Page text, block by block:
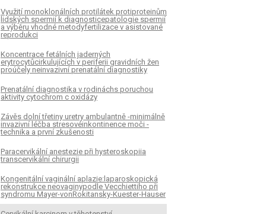
Využití monoklonálních protilátek protiproteinům
lidských spermií k diagnosticepatologie spermií
a výběru vhodné metodyfertilizace v asistované
reprodukci
Koncentrace fetálních jaderných
erytrocytůcirkulujících v periferii gravidních žen
proúčely neinvazivní prenatální diagnostiky
Prenatální diagnostika v rodináchs poruchou
aktivity cytochrom c oxidázy
Závěs dolní třetiny uretry ambulantně -minimálně
invazivní léčba stresovéinkontinence moči -
technika a první zkušenosti
Paracervikální anestezie při hysteroskopiia
transcervikální chirurgii
Kongenitální vaginální aplazie:laparoskopická
rekonstrukce neovaginypodle Vecchiettiho při
syndromu Mayer-vonRokitansky-Kuester-Hauser